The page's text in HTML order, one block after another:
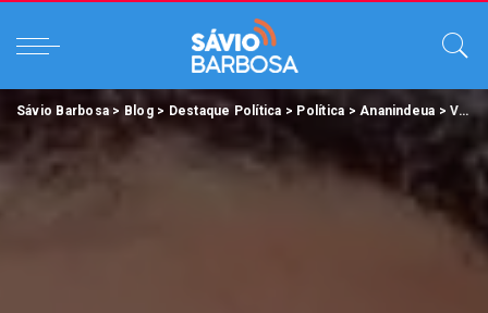
Sávio Barbosa > Blog> Destaque Política > Política >Ananindeua >Vice-prefeito Erick Monteiro assume interinamente o comando da Prefeitura de Ananindeua.